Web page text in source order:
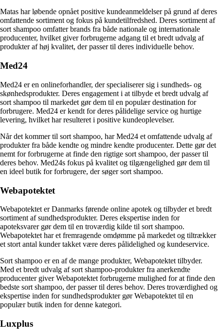
Matas har løbende opnået positive kundeanmeldelser på grund af deres
omfattende sortiment og fokus på kundetilfredshed. Deres sortiment af
sort shampoo omfatter brands fra både nationale og internationale
producenter, hvilket giver forbrugerne adgang til et bredt udvalg af
produkter af høj kvalitet, der passer til deres individuelle behov.
Med24
Med24 er en onlineforhandler, der specialiserer sig i sundheds- og
skønhedsprodukter. Deres engagement i at tilbyde et bredt udvalg af
sort shampoo til markedet gør dem til en populær destination for
forbrugere. Med24 er kendt for deres pålidelige service og hurtige
levering, hvilket har resulteret i positive kundeoplevelser.
Når det kommer til sort shampoo, har Med24 et omfattende udvalg af
produkter fra både kendte og mindre kendte producenter. Dette gør det
nemt for forbrugerne at finde den rigtige sort shampoo, der passer til
deres behov. Med24s fokus på kvalitet og tilgængelighed gør dem til
en ideel butik for forbrugere, der søger sort shampoo.
Webapotektet
Webapotektet er Danmarks førende online apotek og tilbyder et bredt
sortiment af sundhedsprodukter. Deres ekspertise inden for
apoteksvarer gør dem til en troværdig kilde til sort shampoo.
Webapotektet har et fremragende omdømme på markedet og tiltrækker
et stort antal kunder takket være deres pålidelighed og kundeservice.
Sort shampoo er en af de mange produkter, Webapotektet tilbyder.
Med et bredt udvalg af sort shampoo-produkter fra anerkendte
producenter giver Webapotektet forbrugerne mulighed for at finde den
bedste sort shampoo, der passer til deres behov. Deres troværdighed og
ekspertise inden for sundhedsprodukter gør Webapotektet til en
populær butik inden for denne kategori.
Luxplus